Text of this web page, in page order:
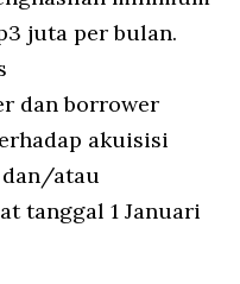
juta per bulan.
dan borrower
akuisisi
atau
tanggal 1 Januari